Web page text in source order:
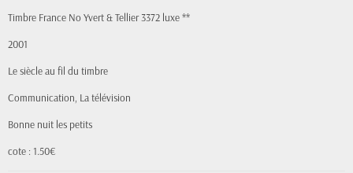
Timbre France No Yvert & Tellier 3372 luxe **
2001
Le siècle au fil du timbre
Communication, La télévision
Bonne nuit les petits
cote : 1.50€